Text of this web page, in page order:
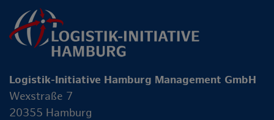
Logistik-Initiative Hamburg Management GmbH
Wexstraße 7
20355 Hamburg